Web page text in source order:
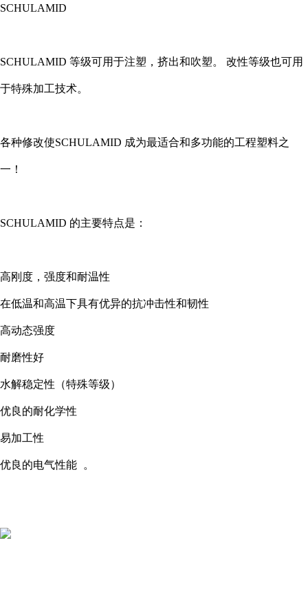
SCHULAMID
SCHULAMID 等级可用于注塑，挤出和吹塑。 改性等级也可用
于特殊加工技术。
各种修改使SCHULAMID 成为最适合和多功能的工程塑料之
一！
SCHULAMID 的主要特点是：
高刚度，强度和耐温性
在低温和高温下具有优异的抗冲击性和韧性
高动态强度
耐磨性好
水解稳定性（特殊等级）
优良的耐化学性
易加工性
优良的电气性能 。